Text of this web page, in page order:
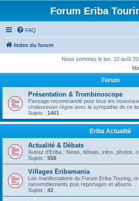
Forum Eriba
FAQ
Index du forum
Nous sommes le lun. 10 août
Forum
Présentation & Trombinoscope
Passage recommandé pour tous les
chaleureuse règne avec la sympathie de ce
Sujets : 1461
Eriba Actualité
Actualité & Débats
Autour d’Eriba : News, débats, infos, photos,
Sujets : 558
Villages Eribamania
Les manifestations du Forum Eriba Touring,
rassemblements puis reportages et albums.
Sujets : 42